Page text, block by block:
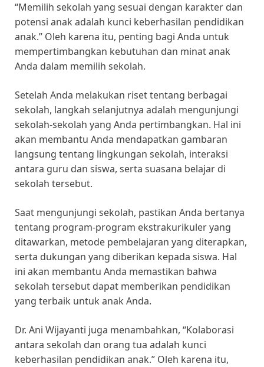
“Memilih sekolah yang sesuai dengan karakter dan
potensi anak adalah kunci keberhasilan pendidikan
anak.” Oleh karena itu, penting bagi Anda untuk
mempertimbangkan kebutuhan dan minat anak
Anda dalam memilih sekolah.
Setelah Anda melakukan riset tentang berbagai
sekolah, langkah selanjutnya adalah mengunjungi
sekolah-sekolah yang Anda pertimbangkan. Hal ini
akan membantu Anda mendapatkan gambaran
langsung tentang lingkungan sekolah, interaksi
antara guru dan siswa, serta suasana belajar di
sekolah tersebut.
Saat mengunjungi sekolah, pastikan Anda bertanya
tentang program-program ekstrakurikuler yang
ditawarkan, metode pembelajaran yang diterapkan,
serta dukungan yang diberikan kepada siswa. Hal
ini akan membantu Anda memastikan bahwa
sekolah tersebut dapat memberikan pendidikan
yang terbaik untuk anak Anda.
Dr. Ani Wijayanti juga menambahkan, “Kolaborasi
antara sekolah dan orang tua adalah kunci
keberhasilan pendidikan anak.” Oleh karena itu,